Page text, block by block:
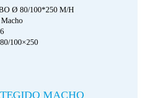
Ø 80/100*250 M/H
100×250
MACHO